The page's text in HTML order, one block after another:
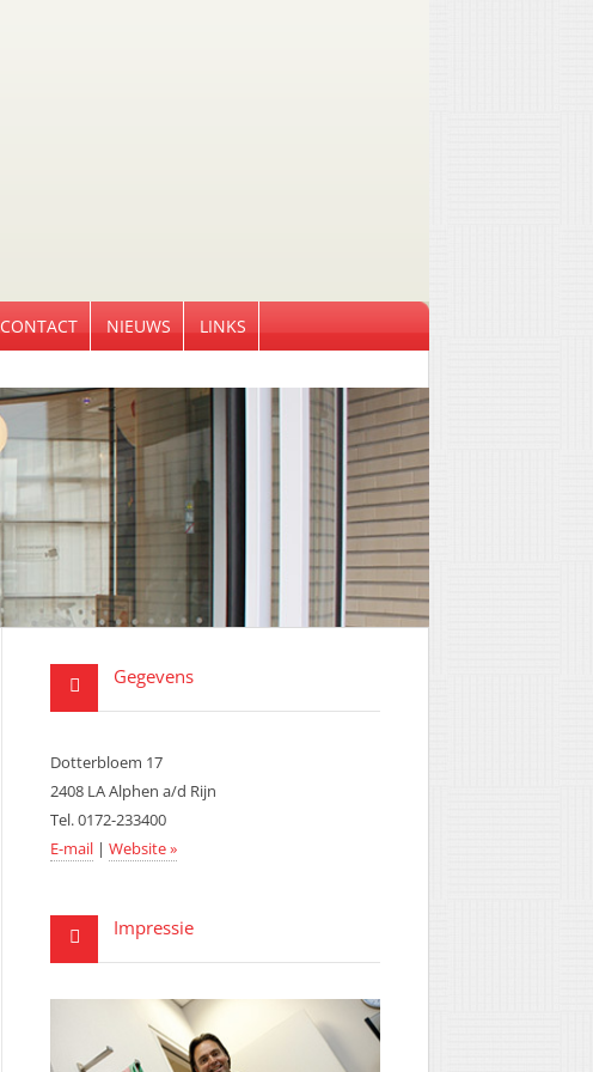
CONTACT NIEUWS LINKS
Gegevens
Dotterbloem 17
2408 LA Alphen a/d Rijn
Tel. 0172-233400
E-mail | Website »
Impressie